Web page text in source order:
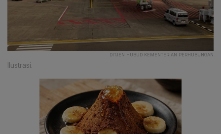
DITJEN HUBUD KEMENTERIAN PERHUBUNGAN
Ilustrasi.